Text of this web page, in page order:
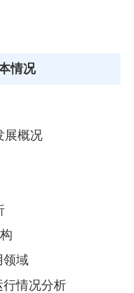
情况
展概况
领域
行情况分析